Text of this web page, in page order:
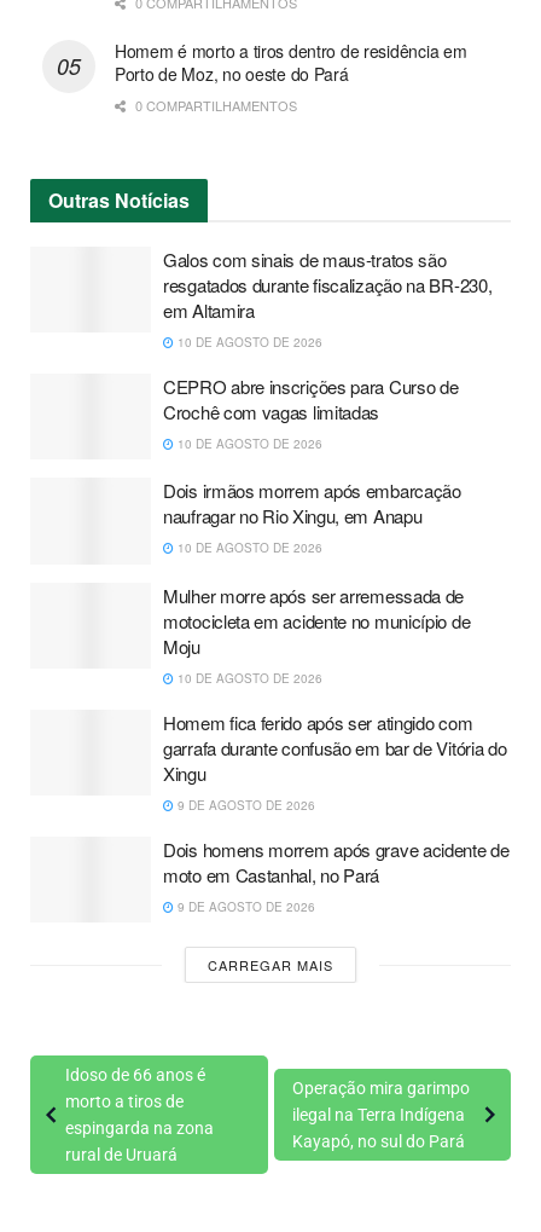
Homem é morto a tiros dentro de residência em
Porto de Moz, no oeste do Pará
0 COMPARTILHAMENTOS
Outras Notícias
Galos com sinais de maus-tratos são
resgatados durante fiscalização na BR-230,
em Altamira
10 DE AGOSTO DE 2026
CEPRO abre inscrições para Curso de
Crochê com vagas limitadas
10 DE AGOSTO DE 2026
Dois irmãos morrem após embarcação
naufragar no Rio Xingu, em Anapu
10 DE AGOSTO DE 2026
Mulher morre após ser arremessada de
motocicleta em acidente no município de
Moju
10 DE AGOSTO DE 2026
Homem fica ferido após ser atingido com
garrafa durante confusão em bar de Vitória do
Xingu
9 DE AGOSTO DE 2026
Dois homens morrem após grave acidente de
moto em Castanhal, no Pará
9 DE AGOSTO DE 2026
CARREGAR MAIS
Idoso de 66 anos é
morto a tiros de
espingarda na zona
rural de Uruará
Operação mira garimpo
ilegal na Terra Indígena
Kayapó, no sul do Pará